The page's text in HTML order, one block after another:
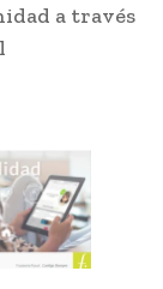
a través